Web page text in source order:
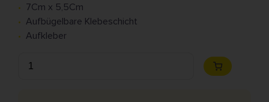
7Cm x 5,5Cm
Aufbügelbare Klebeschicht
Aufkleber
Anzahl
Zum